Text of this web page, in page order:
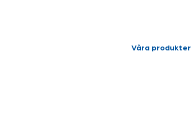
Våra produkter